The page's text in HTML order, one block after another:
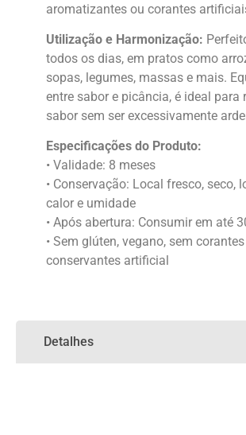
Detalhes
aromatizantes ou corantes
Utilização e Harmonização:
todos os dias, em pratos como
sopas, legumes, massas e mais.
entre sabor e picância, é ideal para
sabor sem ser excessivamente
Especificações do Produto:
• Validade: 8 meses
• Conservação: Local fresco, seco,
calor e umidade
• Após abertura: Consumir em até
• Sem glúten, vegano, sem
conservantes artificial